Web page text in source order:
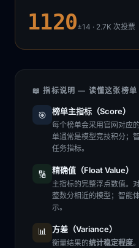
1120±14 · 2.7K次投票
📖 指标说明 — 读懂这张榜单
🎯 榜单主指标（Score）
每个榜单会采用官网对应
单通常是模型竞技积分；
任务指标。
🔢 精确值（Float Value）
主指标的完整浮点数值。
整数分相近的模型；智能
示。
📊 方差（Variance）
衡量结果的统计稳定程度。